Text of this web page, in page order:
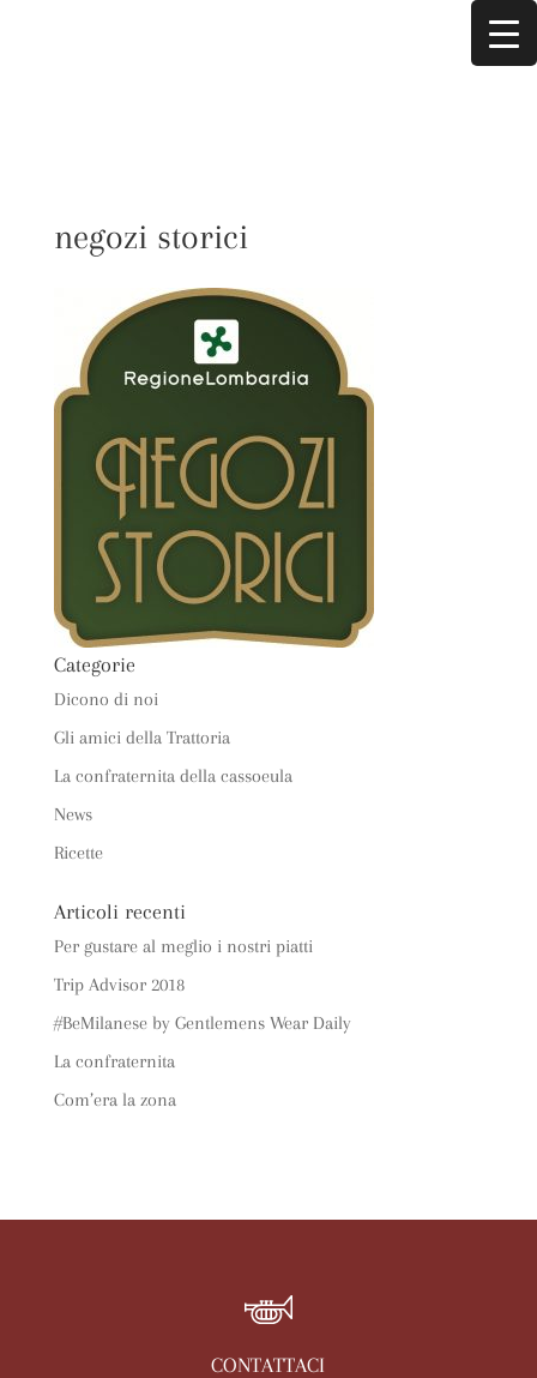
negozi storici
Categorie
Dicono di noi
Gli amici della Trattoria
La confraternita della cassoeula
News
Ricette
Articoli recenti
Per gustare al meglio i nostri piatti
Trip Advisor 2018
#BeMilanese by Gentlemens Wear Daily
La confraternita
Com’era la zona
CONTATTACI